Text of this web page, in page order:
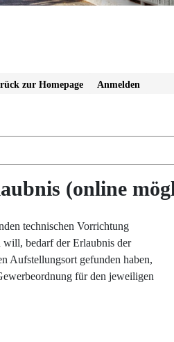
zur Homepage Anmelden
(online
technischen Vorrichtung
will, bedarf der Erlaubnis der
Aufstellungsort gefunden haben,
für den jeweiligen